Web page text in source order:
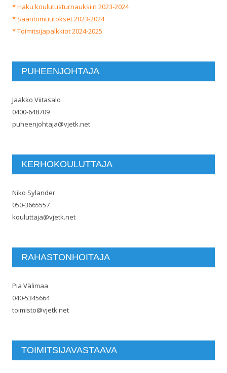
* Haku koulutusturnauksiin 2023-2024
* Sääntömuutokset 2023-2024
* Toimitsijapalkkiot 2024-2025
PUHEENJOHTAJA
Jaakko Viitasalo
0400-648709
puheenjohtaja@vjetk.net
KERHOKOULUTTAJA
Niko Sylander
050-3665557
kouluttaja@vjetk.net
RAHASTONHOITAJA
Pia Välimaa
040-5345664
toimisto@vjetk.net
TOIMITSIJAVASTAAVA